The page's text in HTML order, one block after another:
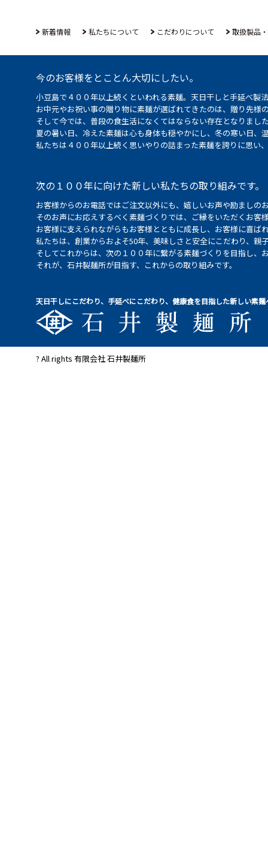
新着情報 私たちについて こだわりについて 取扱製品
今のお客様をとことん大切にしたい。
小豆島で４００年以上続くといわれる素麺。天日干しと手延べ
お中元やお祝い事の贈り物に素麺が選ばれてきたのは、贈り先
そして今では、普段の食生活になくてはならない存在となりまし
夏の暑い日、冷えた素麺は心も身体も穏やかにし、冬の寒い日
私たちは４００年以上続く思いやりの詰まった素麺を誇りに思
次の１００年に向けた新しい私たちの取り組みです。
お客様からのお電話ではご注文以外にも、嬉しいお声や励まし
そのお声にお応えするべく素麺づくりでは、ご縁をいただくお
お客様に支えられながらもお客様とともに成長し、お客様に喜ば
私たちは、創業からおよそ50年、美味しさと安全にこだわり、
そしてこれからは、次の１００年に繋がる素麺づくりを目指し
それが、石井製麺所が目指す、これからの取り組みです。
天日干しにこだわり、手延べにこだわり、健康食を目指した新しい素麺
? All rights 有限会社 石井製麺所